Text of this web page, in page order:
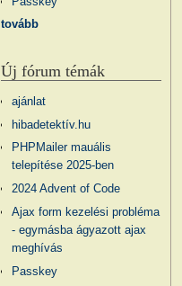
tovább
Új fórum témák
ajánlat
hibadetektív.hu
PHPMailer mauális
telepítése 2025-ben
2024 Advent of Code
Ajax form kezelési probléma
- egymásba ágyazott ajax
meghívás
Passkey